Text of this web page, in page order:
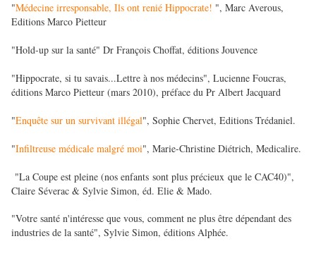
"Médecine irresponsable, Ils ont renié Hippocrate! ", Marc Averous,
Editions Marco Pietteur
"Hold-up sur la santé" Dr François Choffat, éditions Jouvence
"Hippocrate, si tu savais...Lettre à nos médecins", Lucienne Foucras,
éditions Marco Pietteur (mars 2010), préface du Pr Albert Jacquard
"Enquête sur un survivant illégal", Sophie Chervet, Editions Trédaniel.
"Infiltreuse médicale malgré moi", Marie-Christine Diétrich, Medicalire.
"La Coupe est pleine (nos enfants sont plus précieux que le CAC40)",
Claire Séverac & Sylvie Simon, éd. Elie & Mado.
"Votre santé n'intéresse que vous, comment ne plus être dépendant des
industries de la santé", Sylvie Simon, éditions Alphée.